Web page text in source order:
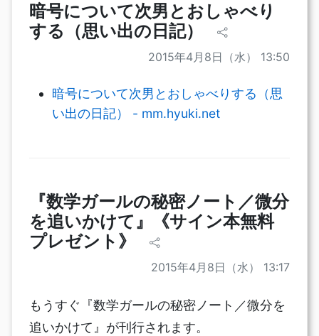
暗号について次男とおしゃべり
する（思い出の日記）
2015年4月8日（水） 13:50
暗号について次男とおしゃべりする（思
い出の日記） - mm.hyuki.net
『数学ガールの秘密ノート／微分
を追いかけて』《サイン本無料
プレゼント》
2015年4月8日（水） 13:17
もうすぐ『数学ガールの秘密ノート／微分を
追いかけて』が刊行されます。